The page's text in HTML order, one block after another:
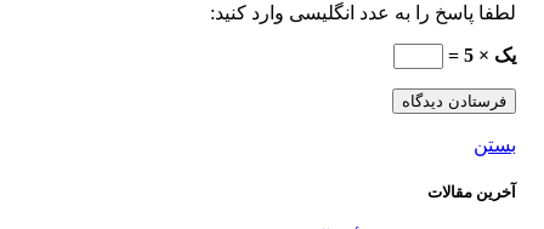
لطفا پاسخ را به عدد انگلیسی وارد کنید:
یک × 5 =
بستن
آخرین مقالات